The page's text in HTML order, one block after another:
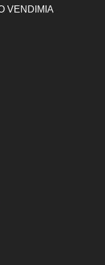
VENDIMIA